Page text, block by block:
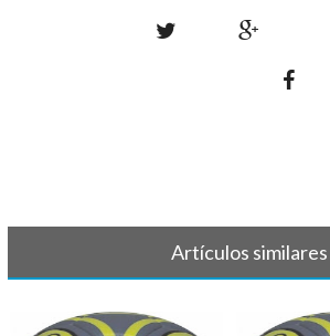
Artículos similares